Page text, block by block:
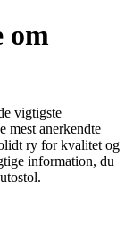
om
vigtigste
mest anerkendte
ry for kvalitet og
information, du